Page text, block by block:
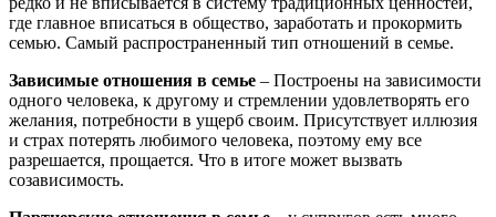
где главное вписаться в общество, заработать и прокормить
семью. Самый распространенный тип отношений в семье.
Зависимые отношения в семье – Построены на зависимости
одного человека, к другому и стремлении удовлетворять его
желания, потребности в ущерб своим. Присутствует иллюзия
и страх потерять любимого человека, поэтому ему все
разрешается, прощается. Что в итоге может вызвать
созависимость.